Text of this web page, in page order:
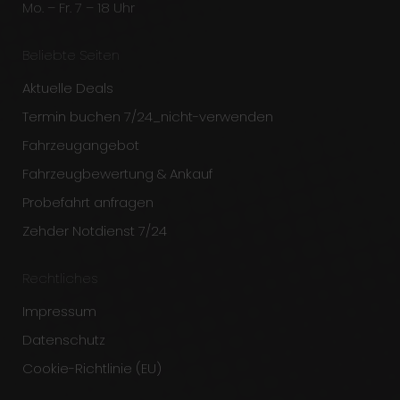
Mo. – Fr. 7 – 18 Uhr
Beliebte Seiten
Aktuelle Deals
Termin buchen 7/24_nicht-verwenden
Fahrzeugangebot
Fahrzeugbewertung & Ankauf
Probefahrt anfragen
Zehder Notdienst 7/24
Rechtliches
Impressum
Datenschutz
Cookie-Richtlinie (EU)